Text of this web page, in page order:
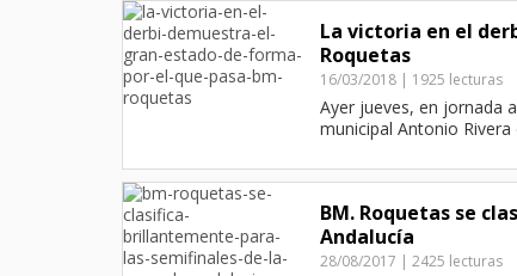
La victoria en el
Roquetas
16/03/2018 | 1925 lecturas
Ayer jueves, en jornada
municipal Antonio
BM. Roquetas se
Andalucía
28/08/2017 | 2425 lecturas